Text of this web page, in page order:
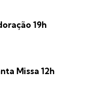
19h
Missa 12h